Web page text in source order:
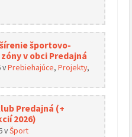
športovo-
v obci Predajná
vPrebiehajúce, Projekty,
Predajná (+
2026)
vŠport